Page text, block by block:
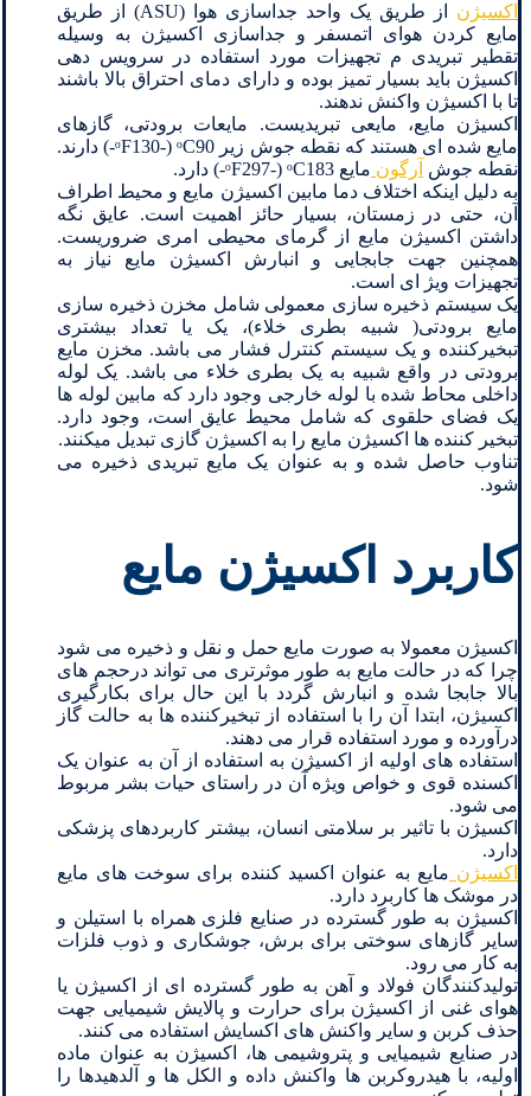
اکسیژن
از طریق یک واحد جداسازی هوا (ASU) از طریق
مایع کردن هوای اتمسفر و جداسازی اکسیژن به وسیله
تقطیر تبریدی م تجهیزات مورد استفاده در سرویس دهی
اکسیژن باید بسیار تمیز بوده و دارای دمای احتراق بالا باشند
تا با اکسیژن واکنش ندهند.
اکسیژن مایع، مایعی تبریدیست. مایعات برودتی، گازهای
مایع شده ای هستند که نقطه جوش زیر ᵒF130-) ᵒC90-) دارند.
نقطه جوش آرگون مایع ᵒF297-) ᵒC183-) دارد.
به دلیل اینکه اختلاف دما مابین اکسیژن مایع و محیط اطراف
آن، حتی در زمستان، بسیار حائز اهمیت است. عایق نگه
داشتن اکسیژن مایع از گرمای محیطی امری ضروریست.
همچنین جهت جابجایی و انبارش اکسیژن مایع نیاز به
تجهیزات ویژ ای است.
یک سیستم ذخیره سازی معمولی شامل مخزن ذخیره سازی
مایع برودتی( شبیه بطری خلاء)، یک یا تعداد بیشتری
تبخیرکننده و یک سیستم کنترل فشار می باشد. مخزن مایع
برودتی در واقع شبیه به یک بطری خلاء می باشد. یک لوله
داخلی محاط شده با لوله خارجی وجود دارد که مابین لوله ها
یک فضای حلقوی که شامل محیط عایق است، وجود دارد.
تبخیر کننده ها اکسیژن مایع را به اکسیژن گازی تبدیل میکنند.
تناوب حاصل شده و به عنوان یک مایع تبریدی ذخیره می
شود.
کاربرد اکسیژن مایع
اکسیژن معمولا به صورت مایع حمل و نقل و ذخیره می شود
چرا که در حالت مایع به طور موثرتری می تواند درحجم های
بالا جابجا شده و انبارش گردد با این حال برای بکارگیری
اکسیژن، ابتدا آن را با استفاده از تبخیرکننده ها به حالت گاز
درآورده و مورد استفاده قرار می دهند.
استفاده های اولیه از اکسیژن به استفاده از آن به عنوان یک
اکسنده قوی و خواص ویژه آن در راستای حیات بشر مربوط
می شود.
اکسیژن با تاثیر بر سلامتی انسان، بیشتر کاربردهای پزشکی
دارد.
اکسیژن مایع به عنوان اکسید کننده برای سوخت های مایع
در موشک ها کاربرد دارد.
اکسیژن به طور گسترده در صنایع فلزی همراه با استیلن و
سایر گازهای سوختی برای برش، جوشکاری و ذوب فلزات
به کار می رود.
تولیدکنندگان فولاد و آهن به طور گسترده ای از اکسیژن یا
هوای غنی از اکسیژن برای حرارت و پالایش شیمیایی جهت
حذف کربن و سایر واکنش های اکسایش استفاده می کنند.
در صنایع شیمیایی و پتروشیمی ها، اکسیژن به عنوان ماده
اولیه، با هیدروکربن ها واکنش داده و الکل ها و آلدهیدها را